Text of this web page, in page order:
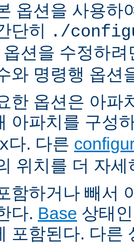
옵션을 사용하
단히 ./
옵션을 수정하
와 명령행 옵션
한 옵션은 아파
아파치를 구성
다. 다른
위치를 더 자
함하거나 빼서
다. Base 상태
포함된다. 다른